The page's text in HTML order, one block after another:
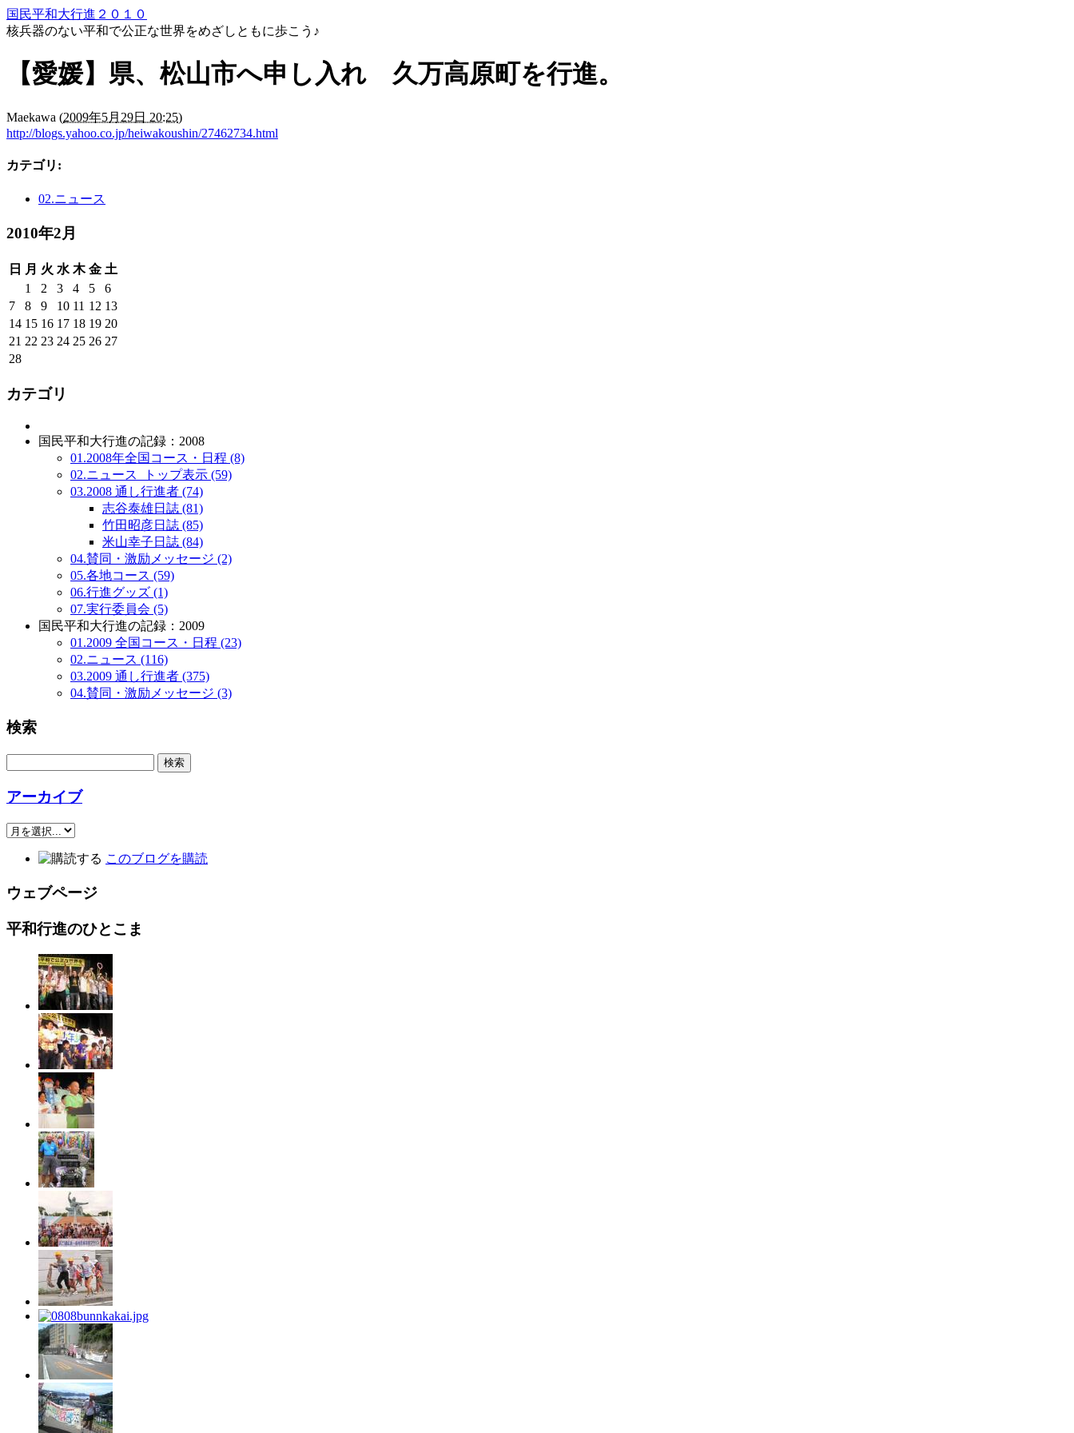
国民平和大行進２０１０
核兵器のない平和で公正な世界をめざしともに歩こう♪
【愛媛】県、松山市へ申し入れ 久万高原町を行進。
Maekawa (2009年5月29日 20:25)
http://blogs.yahoo.co.jp/heiwakoushin/27462734.html
カテゴリ :
02.ニュース
2010年2月
日 月 火 水 木 金 土
1
2 3 4 5
6
7
8 9 10 11 12 13
14 15 16 17 18 19 20
21 22 23 24 25 26 27
28
カテゴリ
国民平和大行進の記録：2008
01.2008年全国コース・日程 (8)
02.ニュース_トップ表示 (59)
03.2008 通し行進者 (74)
志谷泰雄日誌 (81)
竹田昭彦日誌 (85)
米山幸子日誌 (84)
04.賛同・激励メッセージ (2)
05.各地コース (59)
06.行進グッズ (1)
07.実行委員会 (5)
国民平和大行進の記録：2009
01.2009 全国コース・日程 (23)
02.ニュース (116)
03.2009 通し行進者 (375)
04.賛同・激励メッセージ (3)
検索
アーカイブ
このブログを購読
ウェブページ
平和行進のひとこま